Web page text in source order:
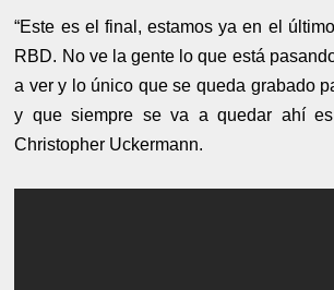
“Este es el final, estamos ya en el
RBD. No ve la gente lo que está
a ver y lo único que se queda grabado
y que siempre se va a quedar ahí
Christopher Uckermann.